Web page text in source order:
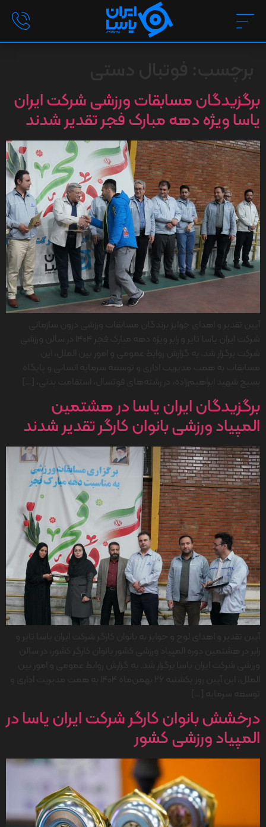
برگزیدگان مسابقات ورزشی شرکت ایران
یاسا ویژه دهه مبارک فجر تقدیر شدند
برگزیدگان ایران یاسا در هشتمین
المپیاد ورزشی بانوان کارگر تقدیر شدند
درخشش بانوان کارگر شرکت ایران یاسا در
المپیاد ورزشی کشور